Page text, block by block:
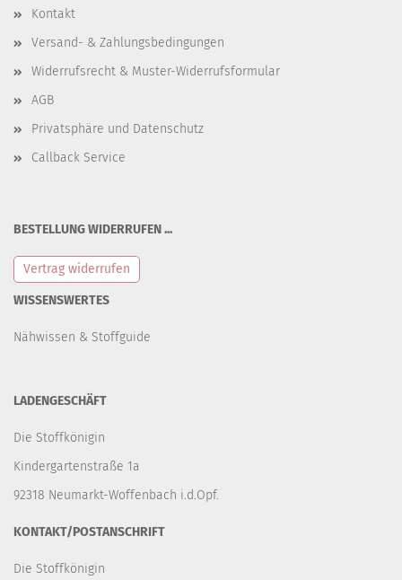
Kontakt
Versand- & Zahlungsbedingungen
Widerrufsrecht & Muster-Widerrufsformular
AGB
Privatsphäre und Datenschutz
Callback Service
BESTELLUNG WIDERRUFEN ...
Vertrag widerrufen
WISSENSWERTES
Nähwissen & Stoffguide
LADENGESCHÄFT
Die Stoffkönigin
Kindergartenstraße 1a
92318 Neumarkt-Woffenbach i.d.Opf.
KONTAKT/POSTANSCHRIFT
Die Stoffkönigin